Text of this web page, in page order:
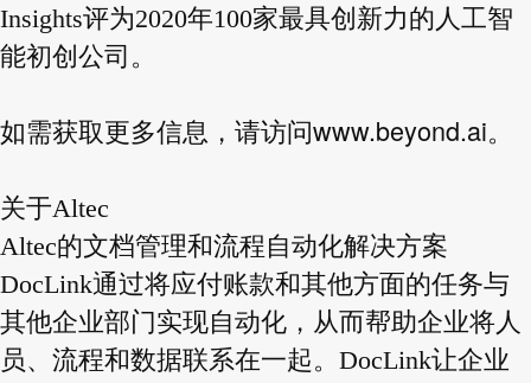
Insights评为2020年100家最具创新力的人工智
能初创公司。
如需获取更多信息，请访问www.beyond.ai。
关于Altec
Altec的文档管理和流程自动化解决方案
DocLink通过将应付账款和其他方面的任务与
其他企业部门实现自动化，从而帮助企业将人
员、流程和数据联系在一起。DocLink让企业